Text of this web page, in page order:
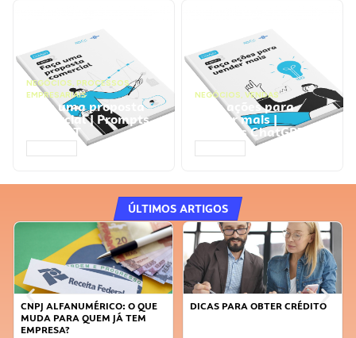
NEGÓCIOS, PROCESSOS
EMPRESARIAIS
Faça uma proposta
comercial | Prompts
ChatGPT
NEGÓCIOS, VENDAS
Faça ações para
vender mais |
Prompts ChatGPT
ÚLTIMOS ARTIGOS
CNPJ ALFANUMÉRICO: O QUE
MUDA PARA QUEM JÁ TEM
EMPRESA?
DICAS PARA OBTER CRÉDITO